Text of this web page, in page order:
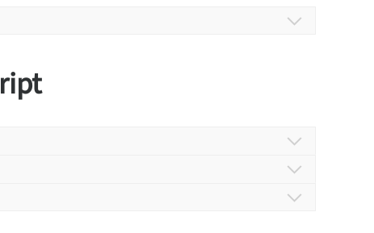
optional für alle weiteren Bereiche